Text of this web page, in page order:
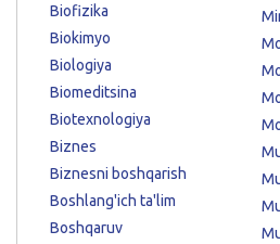
Biofizika
Biokimyo
Biologiya
Biomeditsina
Biotexnologiya
Biznes
Biznesni boshqarish
Boshlang'ich ta'lim
Boshqaruv